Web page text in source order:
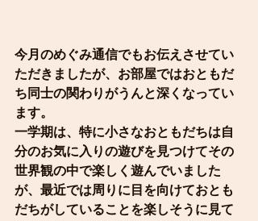
今月のめぐみ通信でもお伝えさせてい
ただきましたが、お部屋ではおともだ
ち同士の関わりがうんと深くなってい
ます。
一学期は、特に小さなおともだちは自
分のお気に入りの遊びを見つけてその
世界観の中で楽しく遊んでいました
が、最近では周りに目を向けておとも
だちがしていることを楽しそうに見て